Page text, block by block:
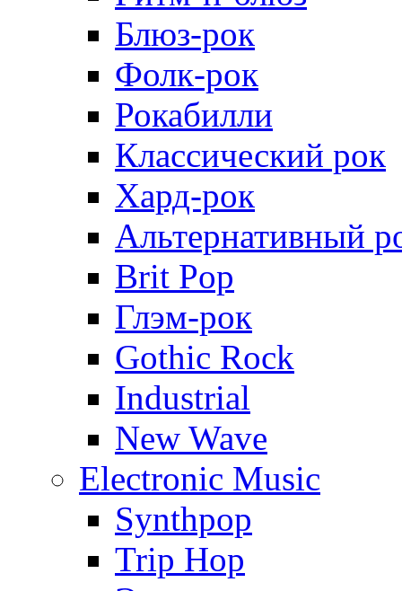
Блюз-рок
Фолк-рок
Рокабилли
Классический рок
Хард-рок
Альтернативный
Brit Pop
Глэм-рок
Gothic Rock
Industrial
New Wave
Electronic Music
Synthpop
Trip Hop